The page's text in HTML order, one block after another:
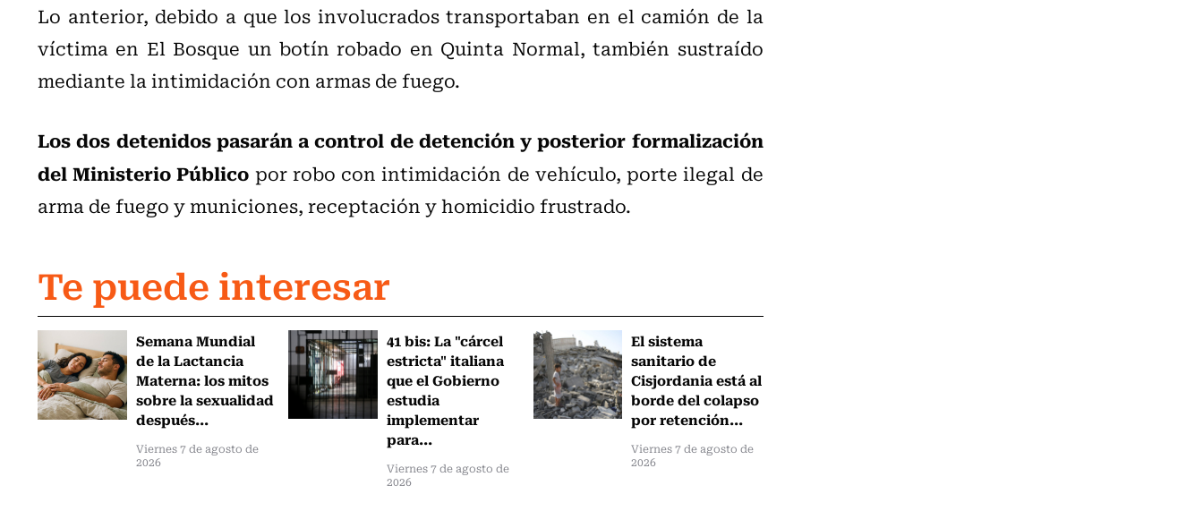
Lo anterior, debido a que los involucrados transportaban en el camión de la
víctima en El Bosque un botín robado en Quinta Normal, también sustraído
mediante la intimidación con armas de fuego.
Los dos detenidos pasarán a control de detención y posterior formalización
del Ministerio Público por robo con intimidación de vehículo, porte ilegal de
arma de fuego y municiones, receptación y homicidio frustrado.
Te puede interesar
Semana Mundial
de la Lactancia
Materna: los mitos
sobre la sexualidad
después...
Viernes 7 de agosto de
2026
41 bis: La "cárcel
estricta" italiana
que el Gobierno
estudia
implementar
para...
Viernes 7 de agosto de
2026
El sistema
sanitario de
Cisjordania está al
borde del colapso
por retención...
Viernes 7 de agosto de
2026